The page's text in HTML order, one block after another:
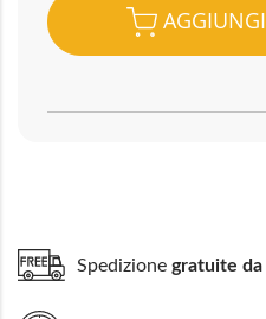
Spedizione gratuite da